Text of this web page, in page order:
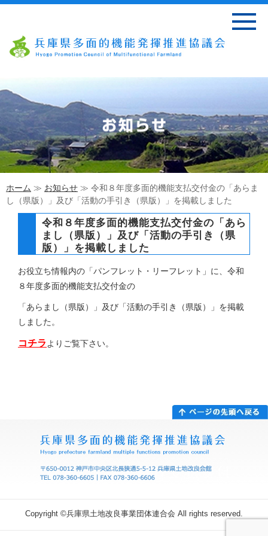
ホーム ≫ お知らせ ≫ 令和８年度多面的機能支払交付金の「あらま
し（県版）」及び「活動の手引き（県版）」を掲載しました
令和８年度多面的機能支払交付金の「あら
まし（県版）」及び「活動の手引き（県
版）」を掲載しました
お役立ち情報内の「パンフレット・リーフレット」に、令和
８年度多面的機能支払交付金の
「あらまし（県版）」及び「活動の手引き（県版）」を掲載
しました。
コチラ よりご覧下さい。
Copyright ©兵庫県土地改良事業団体連合会 All rights reserved.